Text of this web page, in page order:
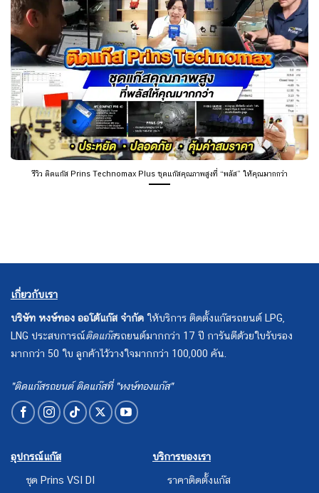
รีวิว ติดแก๊ส Prins Technomax Plus ชุดแก๊สคุณภาพสูงที่ “พลัส” ให้คุณมากกว่า
เกี่ยวกับเรา
บริษัท หงษ์ทอง ออโต้แก๊ส จำกัด ให้บริการ ติดตั้งแก๊สรถยนต์ LPG,
LNG ประสบการณ์ติดแก๊สรถยนต์มากกว่า 17 ปี การันตีด้วยใบรับรอง
มากกว่า 50 ใบ ลูกค้าไว้วางใจมากกว่า 100,000 คัน.
"ติดแก๊สรถยนต์ ติดแก๊สที่ "หงษ์ทองแก๊ส"
อุปกรณ์แก๊ส
ชุด Prins VSI DI
บริการของเรา
ราคาติดตั้งแก๊ส